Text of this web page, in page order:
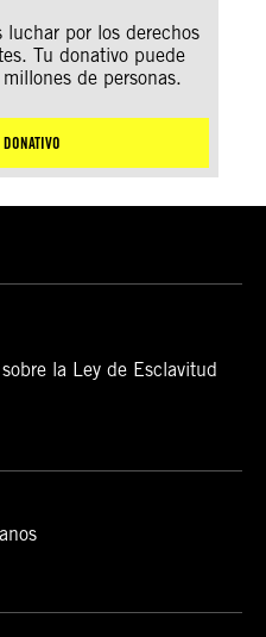
luchar por los derechos
Tu donativo puede
de personas.
la Ley de Esclavitud